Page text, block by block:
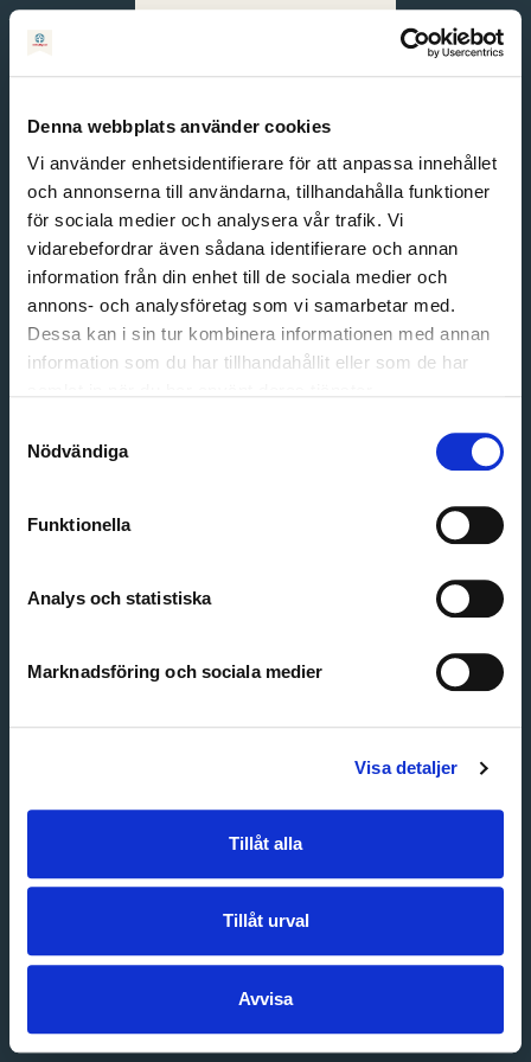
Denna webbplats använder cookies
Vi använder enhetsidentifierare för att anpassa innehållet
och annonserna till användarna, tillhandahålla funktioner
för sociala medier och analysera vår trafik. Vi
vidarebefordrar även sådana identifierare och annan
information från din enhet till de sociala medier och
annons- och analysföretag som vi samarbetar med.
Dessa kan i sin tur kombinera informationen med annan
information som du har tillhandahållit eller som de har
Nödvändiga
Funktionella
Analys och statistiska
Marknadsföring och sociala medier
Visa detaljer
Tillåt alla
Tillåt urval
Avvisa
English
Svenska
Email address
Customer service